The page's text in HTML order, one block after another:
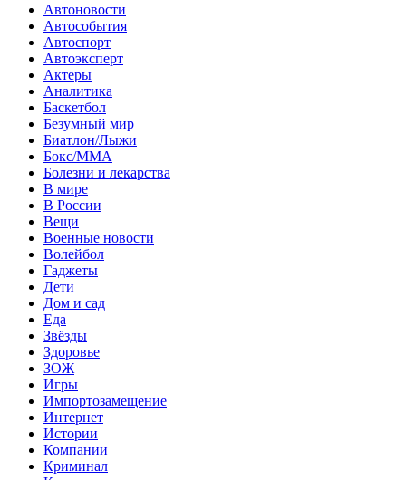
Автоновости
Автособытия
Автоспорт
Автоэксперт
Актеры
Аналитика
Баскетбол
Безумный мир
Биатлон/Лыжи
Бокс/MMA
Болезни и лекарства
В мире
В России
Вещи
Военные новости
Волейбол
Гаджеты
Дети
Дом и сад
Еда
Звёзды
Здоровье
ЗОЖ
Игры
Импортозамещение
Интернет
Истории
Компании
Криминал